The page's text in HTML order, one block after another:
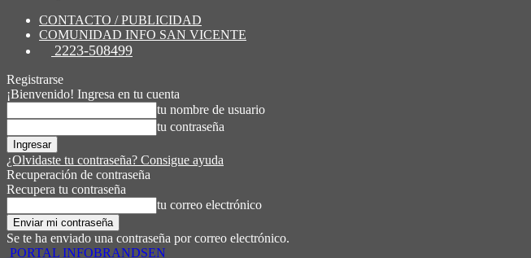
CONTACTO / PUBLICIDAD
COMUNIDAD INFO SAN VICENTE
2223-508499
Registrarse
¡Bienvenido! Ingresa en tu cuenta
tu nombre de usuario
tu contraseña
¿Olvidaste tu contraseña? Consigue ayuda
Recuperación de contraseña
Recupera tu contraseña
tu correo electrónico
Se te ha enviado una contraseña por correo electrónico.
PORTAL INFOBRANDSEN